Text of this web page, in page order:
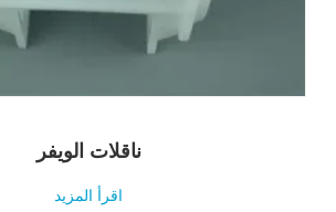
ناقلات الويفر
اقرأ المزيد